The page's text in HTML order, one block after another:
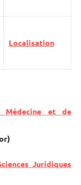
Localisation
Médecine et de
Juridiques